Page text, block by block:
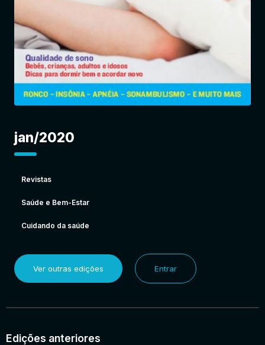
jan/2020
Revistas
Saúde e Bem-Estar
Cuidando da saúde
Ver outras edições Entrar
Edições anteriores